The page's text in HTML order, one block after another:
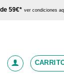
59€* ver condiciones